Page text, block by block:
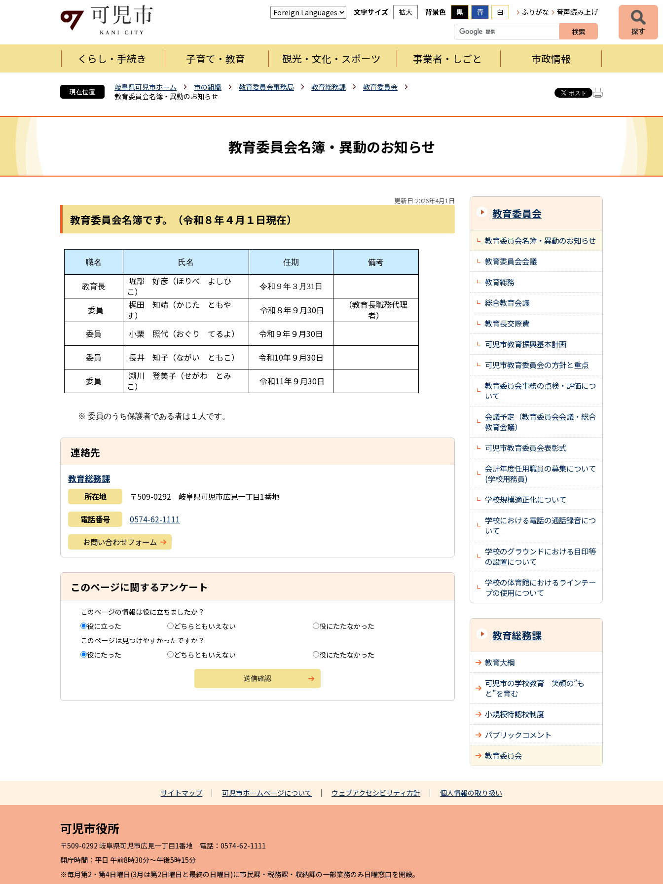
文字サイズ 拡大 背景色 黒 青 白 ふりがな 音声読み上げ
くらし・手続き 子育て・教育 観光・文化・スポーツ 事業者・しごと 市政情報
現在位置 岐阜県可児市ホーム 市の組織 教育委員会事務局 教育総務課
教育委員会
教育委員会名簿・異動のお知らせ
教育委員会名簿・異動のお知らせ
更新日:2026年4月1日
教育委員会名簿です。（令和８年４月１日現在）
職名 氏名 任期 備考
教育長
堀部 好彦（ほりべ よしひ
こ）
令和９年３月31日
委員
梶田 知靖（かじた ともや
す）
令和８年９月30日
（教育長職務代理
者）
委員
小栗 照代（おぐり てるよ）
令和９年９月30日
委員
長井 知子（ながい ともこ）
令和10年９月30日
委員
瀨川 登美子（せがわ とみ
こ）
令和11年９月30日
※ 委員のうち保護者である者は１人です。
連絡先
教育総務課
所在地 〒509-0292 岐阜県可児市広見一丁目1番地
電話番号 0574-62-1111
お問い合わせフォーム
このページに関するアンケート
このページの情報は役に立ちましたか？
役に立った
どちらともいえない
役にたたなかった
このページは見つけやすかったですか？
役にたった
どちらともいえない 役にたたなかった
教育委員会
教育委員会名簿・異動のお知らせ
教育委員会会議
教育総務
総合教育会議
教育長交際費
可児市教育振興基本計画
可児市教育委員会の方針と重点
教育委員会事務の点検・評価につ
いて
会議予定（教育委員会会議・総合
教育会議）
可児市教育委員会表彰式
会計年度任用職員の募集について
(学校用務員)
学校規模適正化について
学校における電話の通話録音につ
いて
学校のグラウンドにおける目印等
の設置について
学校の体育館におけるラインテー
プの使用について
教育総務課
教育大綱
可児市の学校教育 笑顔の”も
と”を育む
小規模特認校制度
パブリックコメント
教育委員会
サイトマップ 可児市ホームページについて ウェブアクセシビリティ方針 個人情報の取り扱い
可児市役所
〒509-0292 岐阜県可児市広見一丁目1番地 電話：0574-62-1111
開庁時間：平日 午前8時30分～午後5時15分
※毎月第2・第4日曜日(3月は第2日曜日と最終の日曜日)に市民課・税務課・収納課の一部業務のみ日曜窓口を開設。